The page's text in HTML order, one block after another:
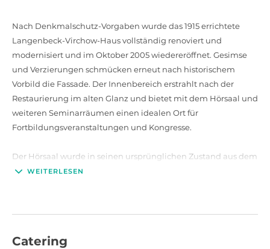
Nach Denkmalschutz-Vorgaben wurde das 1915 errichtete
Langenbeck-Virchow-Haus vollständig renoviert und
modernisiert und im Oktober 2005 wiedereröffnet. Gesimse
und Verzierungen schmücken erneut nach historischem
Vorbild die Fassade. Der Innenbereich erstrahlt nach der
Restaurierung im alten Glanz und bietet mit dem Hörsaal und
weiteren Seminarräumen einen idealen Ort für
Fortbildungsveranstaltungen und Kongresse.
Der Hörsaal wurde in seinen ursprünglichen Zustand aus dem
Jahr 1915 zurückversetzt, die Deckenfresken mit Szenen aus
Ausstattung und bietet 500 Sitzplätze.
Das geräumige Foyer ist vielseitig nutzbar und bietet den
WEITERLESEN
Catering